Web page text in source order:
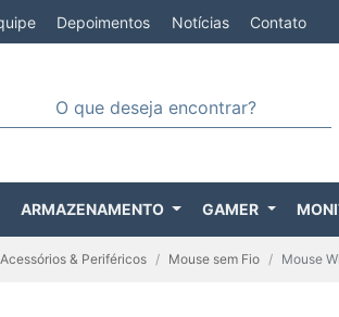
Depoimentos Notícias Contato
ARMAZENAMENTO GAMER
Acessórios & Periféricos Mouse sem Fio Mouse